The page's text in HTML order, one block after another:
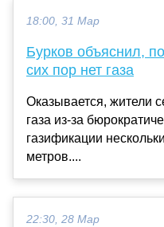
18:00, 31 Мар
Бурков объяснил,
сих пор нет газа
Оказывается, жители
газа из-за
газификации
метров....
22:30, 28 Мар